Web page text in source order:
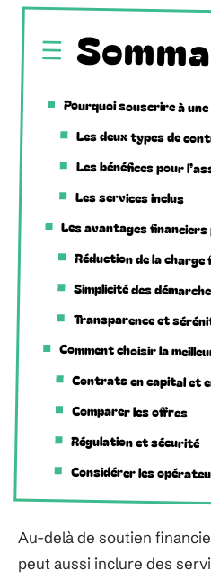
Pourquoi souscrire à
Les deux types de
Les bénéfices pour
Les services inclus
Les avantages
Réduction de la charge
Simplicité des
Transparence et
Comment choisir la
Contrats en capital et
Comparer les offres
Régulation et sécurité
Considérer les
Au-delà de soutien
peut aussi inclure des